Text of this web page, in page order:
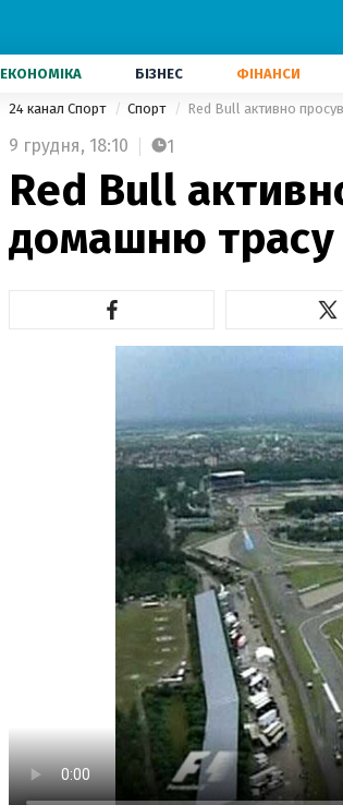
ЕКОНОМІКА БІЗНЕС ФІНАНСИ
24 канал Спорт Спорт Red Bull активно
9 грудня, 18:10 1
Red Bull
домашню трасу